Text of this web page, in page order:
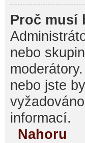
Proč musí
nebo
nebo jste
informací.
Nahoru